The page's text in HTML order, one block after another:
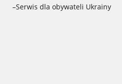
–Serwis dla obywateli Ukrainy